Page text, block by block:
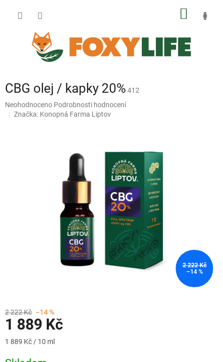
CBG olej / kapky 20% 412
Průměrné
hodnocení
Neohodnoceno Podrobnosti hodnocení
Značka: Konopná Farma Liptov
2 222 Kč
–14 %
2 222 Kč –14 %
1 889 Kč
Měrná
1 889 Kč / 10 ml